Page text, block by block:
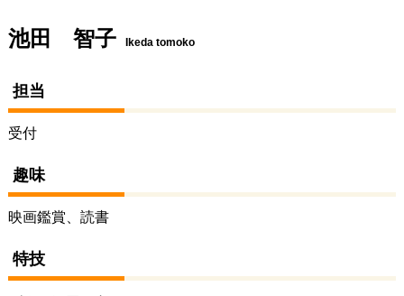
池田 智子 Ikeda tomoko
担当
受付
趣味
映画鑑賞、読書
特技